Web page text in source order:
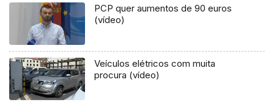
PCP quer aumentos de 90 euros
(vídeo)
Veículos elétricos com muita
procura (vídeo)